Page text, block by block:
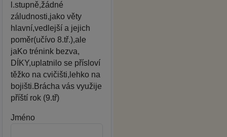
l.stupně,žádné
záludnosti,jako věty
hlavní,vedlejší a jejich
poměr(učívo 8.tř.),ale
jaKo trénink bezva,
DÍKY,uplatnilo se přísloví
těžko na cvičišti,lehko na
bojišti.Brácha vás využije
příští rok (9.tř)
Jméno